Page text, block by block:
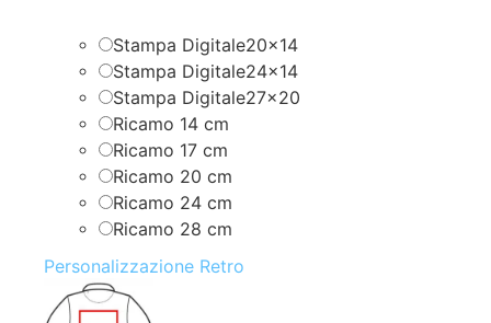
Stampa Digitale20x14
Stampa Digitale24x14
Stampa Digitale27x20
Ricamo 14 cm
Ricamo 17 cm
Ricamo 20 cm
Ricamo 24 cm
Ricamo 28 cm
Personalizzazione Retro